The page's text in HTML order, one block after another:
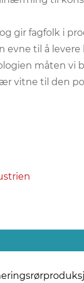
gir fagfolk i
evne til å
måten vi
vitne til den